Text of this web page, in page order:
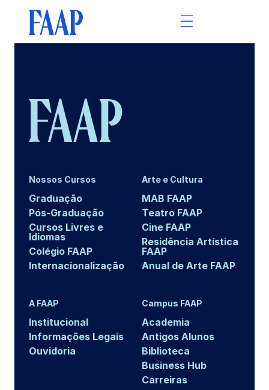
Nossos Cursos
Graduação
Pós-Graduação
Cursos Livres e
Idiomas
Colégio FAAP
Internacionalização
Arte e Cultura
MAB FAAP
Teatro FAAP
Cine FAAP
Residência Artística
FAAP
Anual de Arte FAAP
A FAAP
Institucional
Informações Legais
Ouvidoria
Campus FAAP
Academia
Antigos Alunos
Biblioteca
Business Hub
Carreiras